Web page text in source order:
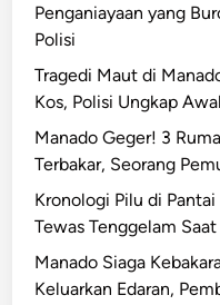
Penganiayaan yang
Polisi
Tragedi Maut di
Kos, Polisi Ungkap
Manado Geger! 3
Terbakar, Seorang
Kronologi Pilu di
Tewas Tenggelam
Manado Siaga
Keluarkan Edaran,